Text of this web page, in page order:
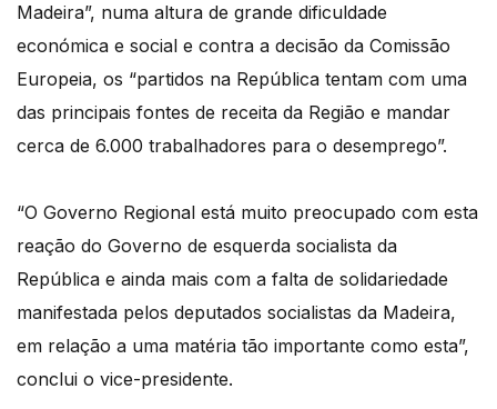
Madeira”, numa altura de grande dificuldade
económica e social e contra a decisão da Comissão
Europeia, os “partidos na República tentam com uma
das principais fontes de receita da Região e mandar
cerca de 6.000 trabalhadores para o desemprego”.
“O Governo Regional está muito preocupado com esta
reação do Governo de esquerda socialista da
República e ainda mais com a falta de solidariedade
manifestada pelos deputados socialistas da Madeira,
em relação a uma matéria tão importante como esta”,
conclui o vice-presidente.